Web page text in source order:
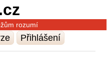
rozumí
Přihlášení